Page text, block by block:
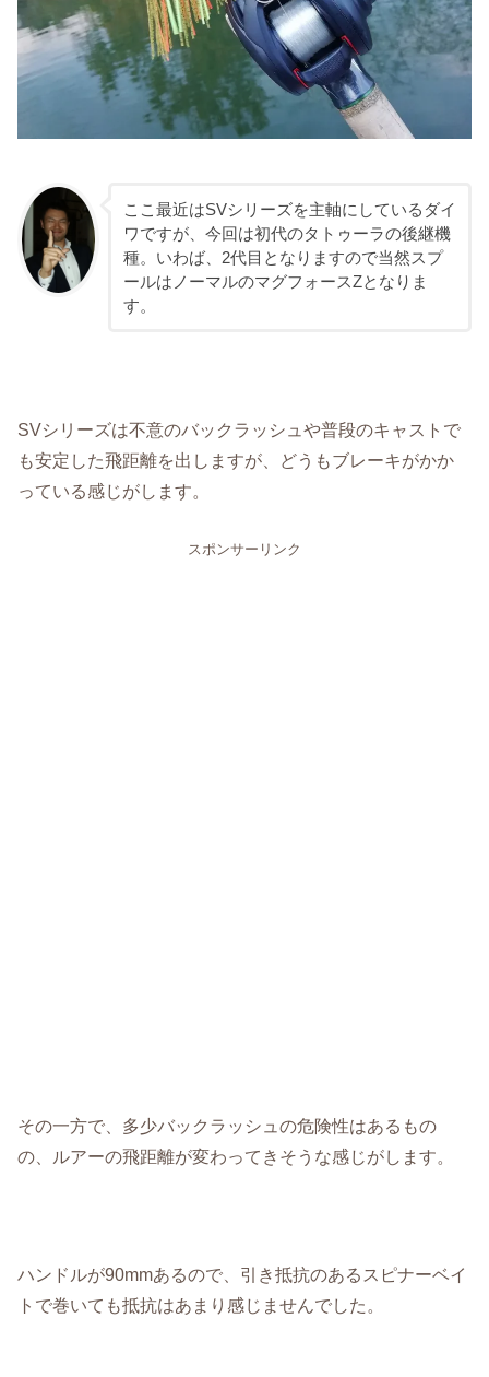
ここ最近はSVシリーズを主軸にしているダイ
ワですが、今回は初代のタトゥーラの後継機
種。いわば、2代目となりますので当然スプ
ールはノーマルのマグフォースZとなりま
す。
SVシリーズは不意のバックラッシュや普段のキャストで
も安定した飛距離を出しますが、どうもブレーキがかか
っている感じがします。
スポンサーリンク
その一方で、多少バックラッシュの危険性はあるもの
の、ルアーの飛距離が変わってきそうな感じがします。
ハンドルが90mmあるので、引き抵抗のあるスピナーベイ
トで巻いても抵抗はあまり感じませんでした。